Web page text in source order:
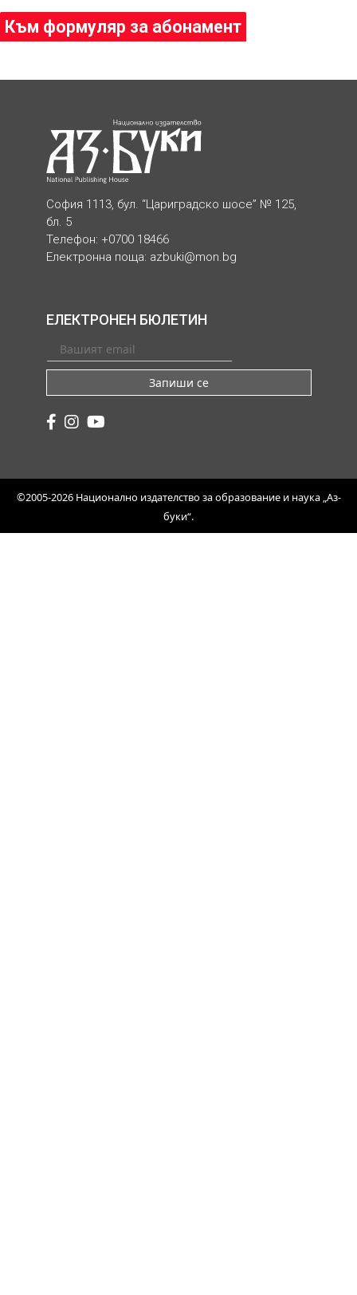
Към формуляр за абонамент
София 1113, бул. “Цариградско шосе” № 125,
бл. 5
Телефон: +0700 18466
Електронна поща: azbuki@mon.bg
ЕЛЕКТРОНЕН БЮЛЕТИН
Запиши се
©2005-2026 Национално издателство за образование и наука „Аз-
буки“.